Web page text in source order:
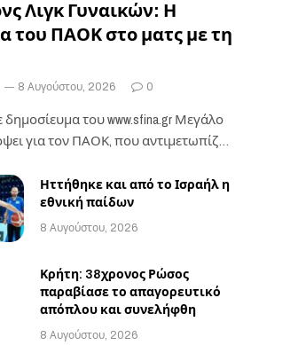
Λιγκ Γυναικών: Η
του ΠΑΟΚ στο ματς με τη
8 Αυγούστου, 2026 0
του www.sfina.gr Μεγάλο
για τον ΠΑΟΚ, που αντιμετωπίζει
Ηττήθηκε και από το Ισραήλ η
εθνική παίδων
8 Αυγούστου, 2026
Κρήτη: 38χρονος Ρώσος
παραβίασε το απαγορευτικό
απόπλου και συνελήφθη
8 Αυγούστου, 2026